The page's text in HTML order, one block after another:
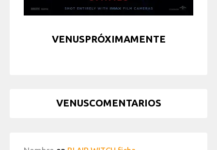
VENUSPRÓXIMAMENTE
VENUSCOMENTARIOS